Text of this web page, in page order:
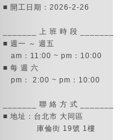
■ 開工日期：2026-2-26
_______ 上 班 時 段 _______
■ 週一 ～ 週五
am：11:00 ~ pm：10:00
■ 每 週 六
pm： 2:00 ~ pm：10:00
_______ 聯 絡 方 式 _______
■ 地址：台北市 大同區
庫倫街 19號 1樓